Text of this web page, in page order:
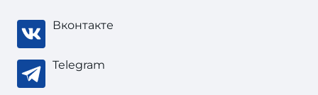
Вконтакте
Telegram